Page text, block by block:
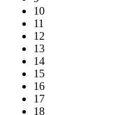
10
11
12
13
14
15
16
17
18